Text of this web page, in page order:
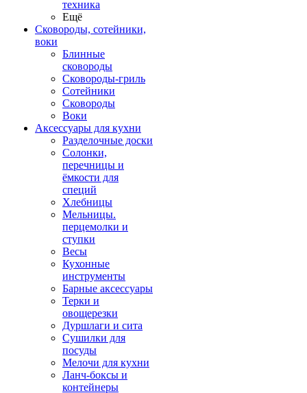
техника
Ещё
Сковороды, сотейники,
воки
Блинные
сковороды
Сковороды-гриль
Сотейники
Сковороды
Воки
Аксессуары для кухни
Разделочные доски
Солонки,
перечницы и
ёмкости для
специй
Хлебницы
Мельницы.
перцемолки и
ступки
Весы
Кухонные
инструменты
Барные аксессуары
Терки и
овощерезки
Дуршлаги и сита
Сушилки для
посуды
Мелочи для кухни
Ланч-боксы и
контейнеры